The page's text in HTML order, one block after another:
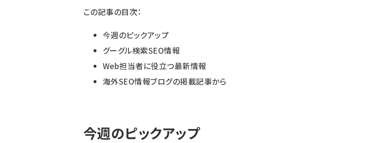
この記事の目次：
今週のピックアップ
グーグル検索SEO情報
Web担当者に役立つ最新情報
海外SEO情報ブログの掲載記事から
今週のピックアップ